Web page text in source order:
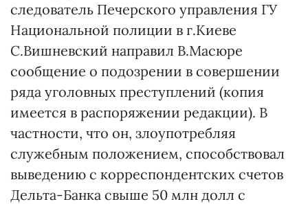
следователь Печерского управления ГУ
Национальной полиции в г.Киеве
С.Вишневский направил В.Масюре
сообщение о подозрении в совершении
ряда уголовных преступлений (копия
имеется в распоряжении редакции). В
частности, что он, злоупотребляя
служебным положением, способствовал
выведению с корреспондентских счетов
Дельта-Банка свыше 50 млн долл с